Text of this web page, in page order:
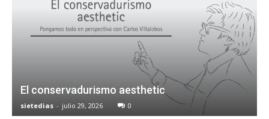
El conservadurismo aesthetic
sietedias - julio 29, 2026 0